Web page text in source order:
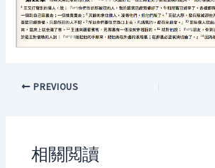
PREVIOUS
相關閲讀